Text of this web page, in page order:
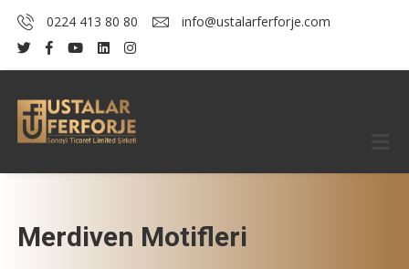
0224 413 80 80 info@ustalarferforje.com
Merdiven Motifleri